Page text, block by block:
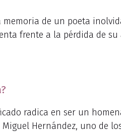
de un poeta
frente a la pérdida de su
radica en ser un
Hernández, uno de